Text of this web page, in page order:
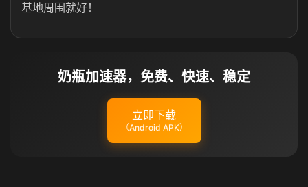
基地周围就好！
奶瓶加速器，免费、快速、稳定
立即下载
（Android APK）